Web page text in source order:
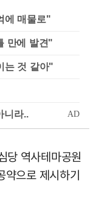
에 매물로"
만에 발견"
는 것 같아"
당 역사테마공원
약으로 제시하기